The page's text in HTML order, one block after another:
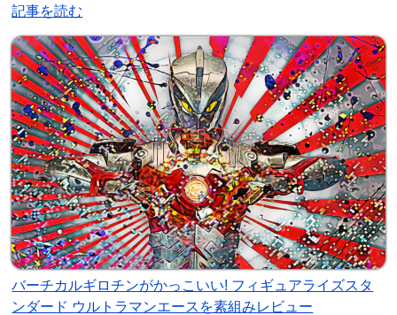
に取り付けられるのも楽しいガンプラだ。プ
記事を読む
バーチカルギロチンがかっこいい! フィギュアライズスタ
ンダード ウルトラマンエースを素組みレビュー